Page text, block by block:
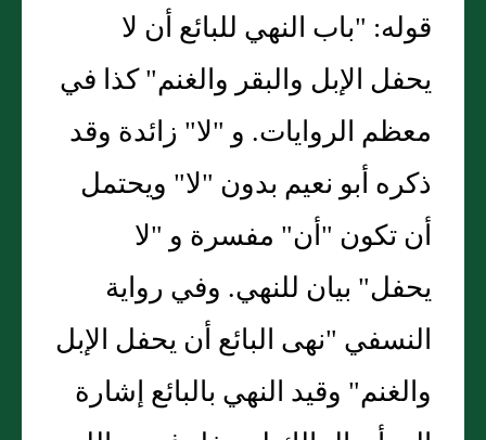
قوله: "باب النهي للبائع أن لا
يحفل الإبل والبقر والغنم" كذا في
معظم الروايات. و "لا" زائدة وقد
ذكره أبو نعيم بدون "لا" ويحتمل
أن تكون "أن" مفسرة و "لا
يحفل" بيان للنهي. وفي رواية
النسفي "نهى البائع أن يحفل الإبل
والغنم" وقيد النهي بالبائع إشارة